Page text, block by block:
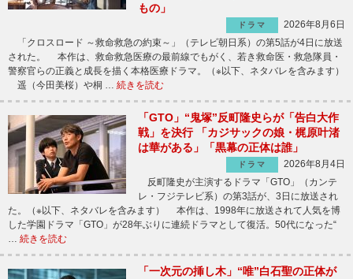
もの」
ドラマ
2026年8月6日
「クロスロード ～救命救急の約束～」（テレビ朝日系）の第5話が4日に放送
された。 本作は、救命救急医療の最前線でもがく、若き救命医・救急隊員・
警察官らの正義と成長を描く本格医療ドラマ。（※以下、ネタバレを含みます）
遥（今田美桜）や桐 … 続きを読む
「GTO」“鬼塚”反町隆史らが「告白大作
戦」を決行 「カジサックの娘・梶原叶渚
は華がある」「黒幕の正体は誰」
ドラマ
2026年8月4日
反町隆史が主演するドラマ「GTO」（カンテ
レ・フジテレビ系）の第3話が、3日に放送され
た。（※以下、ネタバレを含みます） 本作は、1998年に放送されて人気を博
した学園ドラマ「GTO」が28年ぶりに連続ドラマとして復活。50代になった“
… 続きを読む
「一次元の挿し木」“唯”白石聖の正体が